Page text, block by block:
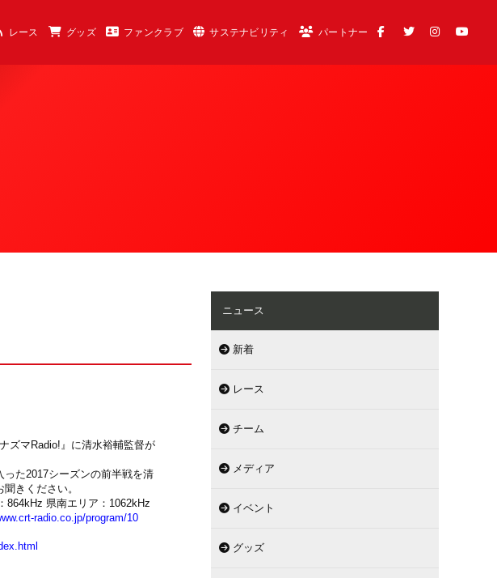
レース グッズ ファンクラブ サステナビリティ パートナー
ズマRadio!』に清水裕輔監督が
た2017シーズンの前半戦を清
きください。
864kHz 県南エリア：1062kHz
radio.co.jp/program/10
ニュース
新着
レース
チーム
メディア
イベント
グッズ